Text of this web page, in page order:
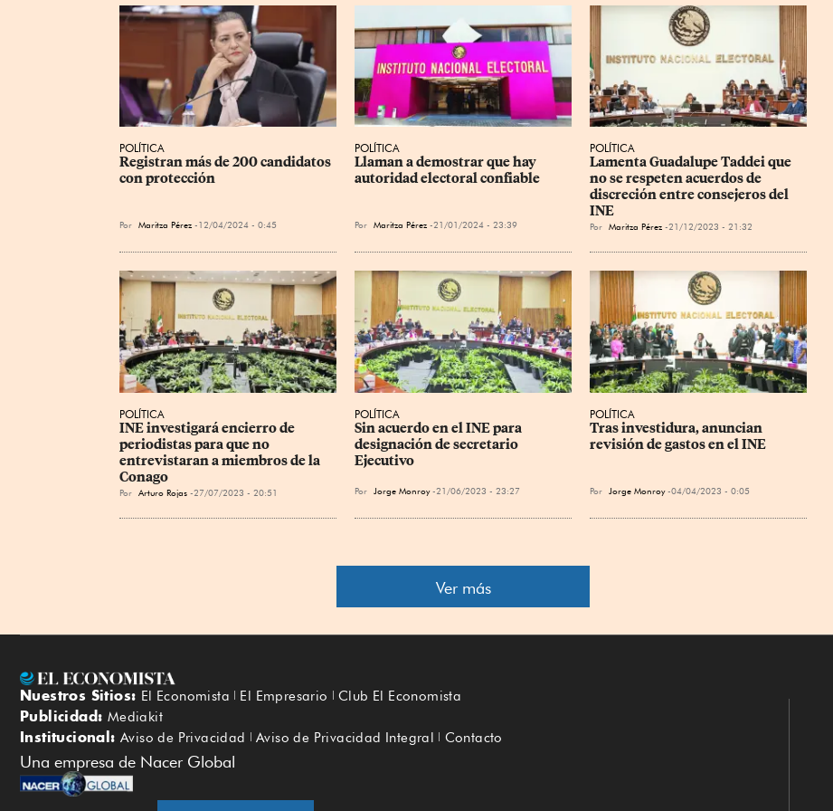
POLÍTICA
Registran más de 200 candidatos
con protección
Por Maritza Pérez 12/04/2024 - 0:45
POLÍTICA
Llaman a demostrar que hay
autoridad electoral confiable
Por Maritza Pérez 21/01/2024 - 23:39
POLÍTICA
Lamenta Guadalupe Taddei que
no se respeten acuerdos de
discreción entre consejeros del
INE
Por Maritza Pérez 21/12/2023 - 21:32
POLÍTICA
INE investigará encierro de
periodistas para que no
entrevistaran a miembros de la
Conago
Por Arturo Rojas 27/07/2023 - 20:51
POLÍTICA
Sin acuerdo en el INE para
designación de secretario
Ejecutivo
Por Jorge Monroy 21/06/2023 - 23:27
POLÍTICA
Tras investidura, anuncian
revisión de gastos en el INE
Por Jorge Monroy 04/04/2023 - 0:05
Ver más
Nuestros Sitios: El Economista El Empresario Club El Economista
Publicidad: Mediakit
Institucional: Aviso de Privacidad Aviso de Privacidad Integral Contacto
Una empresa de Nacer Global